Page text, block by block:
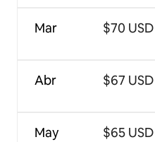
Mar
Abr
May
$70 USD
$67 USD
$65 USD